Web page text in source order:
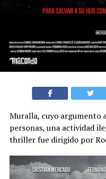
Muralla, cuyo argumento
personas, una actividad
thriller fue dirigido por